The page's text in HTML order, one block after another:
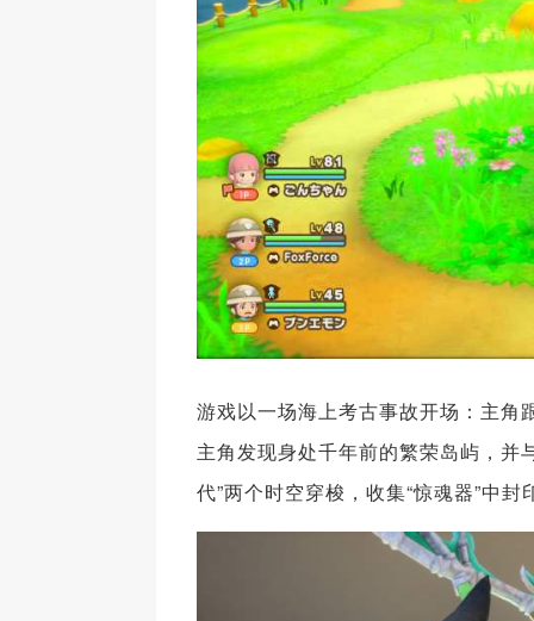
游戏以一场海上考古事故开场：主角
主角发现身处千年前的繁荣岛屿，并
代”两个时空穿梭，收集“惊魂器”中